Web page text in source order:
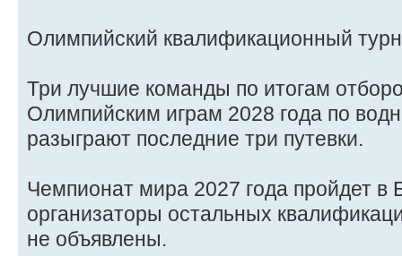
Олимпийский квалификационный
Три лучшие команды по итогам
Олимпийским играм 2028 года по
разыграют последние три путевки.
Чемпионат мира 2027 года пройдет в
организаторы остальных
не объявлены.